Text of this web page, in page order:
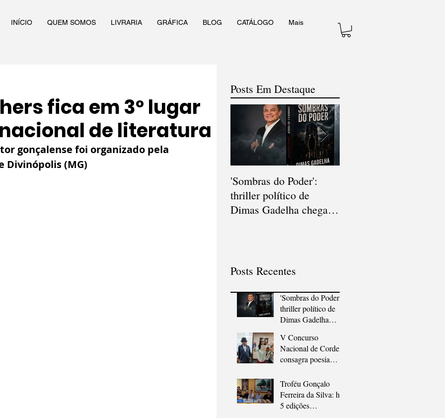
INÍCIO QUEM SOMOS LIVRARIA GRÁFICA BLOG CATÁLOGO Mais
fica em 3º lugar
de literatura
gonçalense foi organizado pela
Divinópolis (MG)
Posts Em Destaque
'Sombras do Poder':
thriller político de
Dimas Gadelha chega
Posts Recentes
'Sombras do Poder':
thriller político de
Dimas Gadelha
V Concurso
Nacional de Cordel
consagra poesia
diversidade em São
Gonçalo
Troféu Gonçalo
Ferreira da Silva: há
5 edições